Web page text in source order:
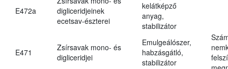
E472a
digliceridjeinek
ecetsav-észterei
kelátképző
anyag,
stabilizátor
E471
Zsírsavak mono- és
digliceridjei
Emulgeálószer,
habzásgátló,
stabilizátor